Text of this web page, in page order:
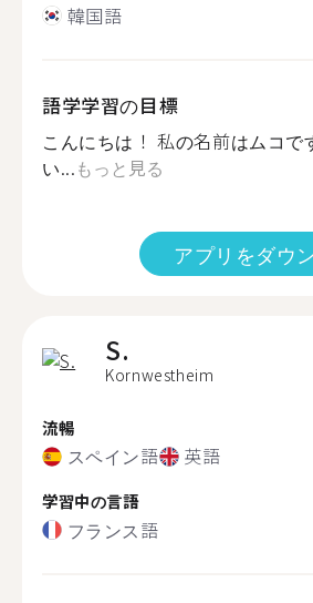
韓国語
語学学習の目標
こんにちは！ 私の名前はムコで
い...もっと見る
アプリをダウ
S.
Kornwestheim
流暢
スペイン語 英語
学習中の言語
フランス語